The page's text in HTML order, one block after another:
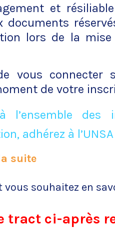
et
documents
lors de la
vous connecter
de votre
des
adhérez à
suite
vous souhaitez en
tract ci-après